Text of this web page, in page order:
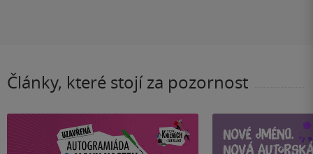
Články, které stojí za pozornost